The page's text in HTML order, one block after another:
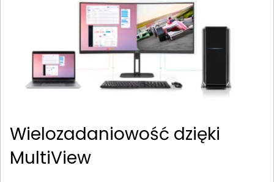
Wielozadaniowość dzięki
MultiView